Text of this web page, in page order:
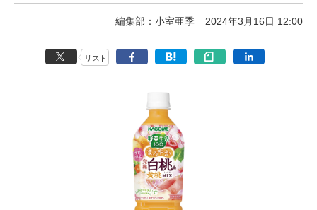
編集部：小室亜季 2024年3月16日 12:00
リスト